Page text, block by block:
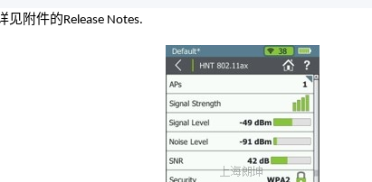
见附件的 Release Notes.